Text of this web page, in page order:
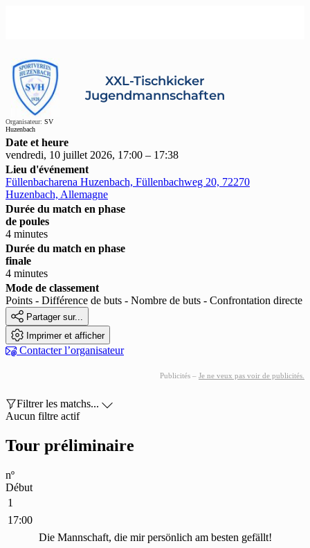
Organisateur: SV
Huzenbach
XXL-Tischkicker
Jugendmannschaften
Date et heure
vendredi, 10 juillet 2026, 17:00 – 17:38
Lieu d'événement
Füllenbacharena Huzenbach, Füllenbachweg 20, 72270
Huzenbach, Allemagne
Durée du match en phase
de poules
4 minutes
Durée du match en phase
finale
4 minutes
Mode de classement
Points - Différence de buts - Nombre de buts - Confrontation directe
 Partager sur...
 Imprimer et afficher
 Contacter l’organisateur
Publicités – Je ne veux pas voir de publicités.
Filtrer les matchs... 
Aucun filtre actif
Tour préliminaire
nº
Début
1
17:00
Die Mannschaft, die mir persönlich am besten gefällt!